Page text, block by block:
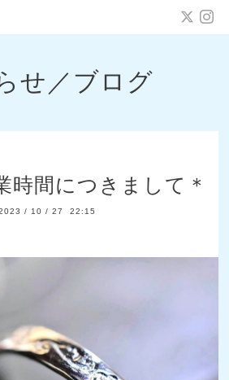
せ／ブログ
時間につきまして＊
/ 10 / 27 22:15